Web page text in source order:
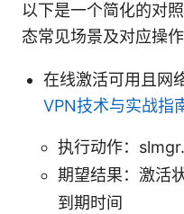
以下是一个简化的对
态常见场景及对应操作
在线激活可用且网
VPN技术与实战指
执行动作：
期望结果：激活
到期时间